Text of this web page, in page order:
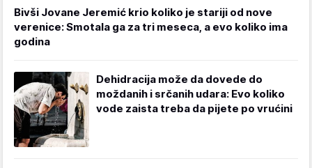
Bivši Jovane Jeremić krio koliko je stariji od nove
verenice: Smotala ga za tri meseca, a evo koliko ima
godina
Dehidracija može da dovede do
moždanih i srčanih udara: Evo koliko
vode zaista treba da pijete po vrućini